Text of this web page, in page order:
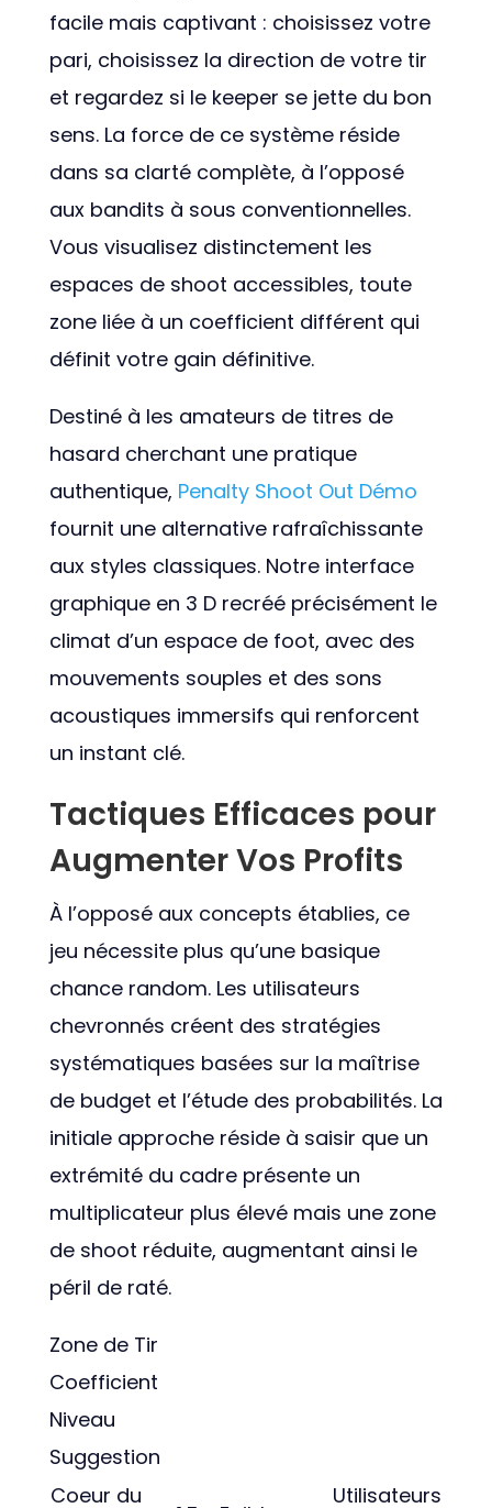
facile mais captivant : choisissez votre
pari, choisissez la direction de votre tir
et regardez si le keeper se jette du bon
sens. La force de ce système réside
dans sa clarté complète, à l’opposé
aux bandits à sous conventionnelles.
Vous visualisez distinctement les
espaces de shoot accessibles, toute
zone liée à un coefficient différent qui
définit votre gain définitive.
Destiné à les amateurs de titres de
hasard cherchant une pratique
authentique, Penalty Shoot Out Démo
fournit une alternative rafraîchissante
aux styles classiques. Notre interface
graphique en 3 D recréé précisément le
climat d’un espace de foot, avec des
mouvements souples et des sons
acoustiques immersifs qui renforcent
un instant clé.
Tactiques Efficaces pour
Augmenter Vos Profits
À l’opposé aux concepts établies, ce
jeu nécessite plus qu’une basique
chance random. Les utilisateurs
chevronnés créent des stratégies
systématiques basées sur la maîtrise
de budget et l’étude des probabilités. La
initiale approche réside à saisir que un
extrémité du cadre présente un
multiplicateur plus élevé mais une zone
de shoot réduite, augmentant ainsi le
péril de raté.
Zone de Tir
Coefficient
Niveau
Suggestion
Coeur du
Utilisateurs